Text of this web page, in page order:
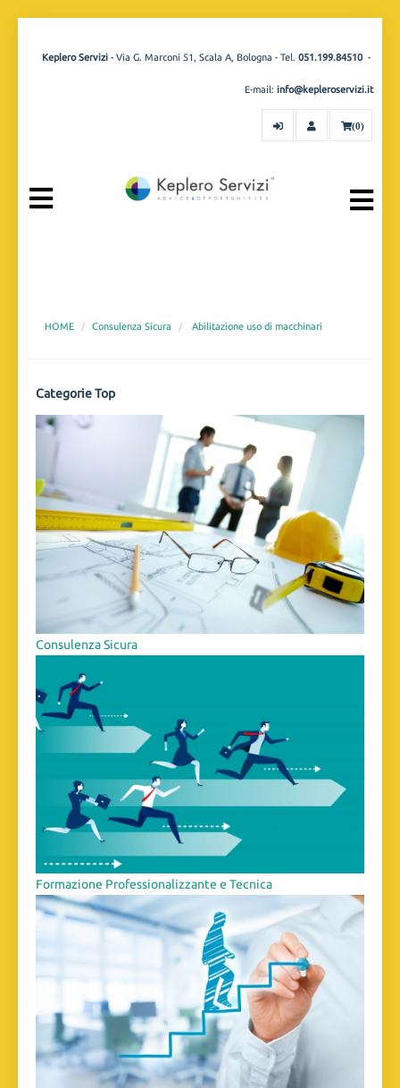
Keplero Servizi - Via G. Marconi 51, Scala A, Bologna - Tel. 051.199.84510 -
E-mail: info@kepleroservizi.it
(0)
HOME Consulenza Sicura Abilitazione uso di macchinari
Categorie Top
Consulenza Sicura
Formazione Professionalizzante e Tecnica